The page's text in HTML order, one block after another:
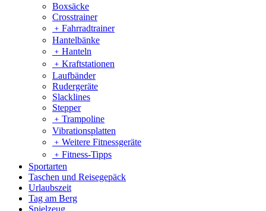
Boxsäcke
Crosstrainer
﹢ Fahrradtrainer
Hantelbänke
﹢ Hanteln
﹢ Kraftstationen
Laufbänder
Rudergeräte
Slacklines
Stepper
﹢ Trampoline
Vibrationsplatten
﹢ Weitere Fitnessgeräte
﹢ Fitness-Tipps
Sportarten
Taschen und Reisegepäck
Urlaubszeit
Tag am Berg
Spielzeug